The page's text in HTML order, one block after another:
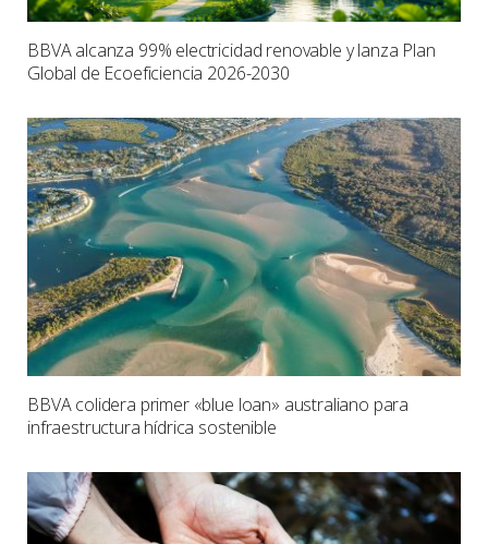
BBVA alcanza 99% electricidad renovable y lanza Plan
Global de Ecoeficiencia 2026-2030
BBVA colidera primer «blue loan» australiano para
infraestructura hídrica sostenible